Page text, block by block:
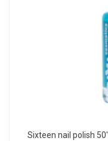
Sixteen nail polish 50′